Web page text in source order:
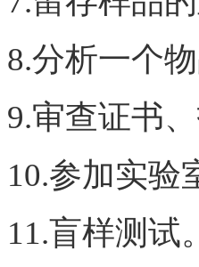
8.分析一个
9.审查证书
10.参加实验
11.盲样测试。